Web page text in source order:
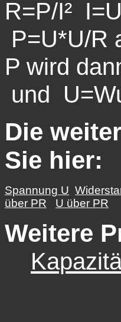
R=P/I²
P=U*U/R
P wird
und
Die
Sie hier:
Spannung U
über PR
U über PR
Weitere